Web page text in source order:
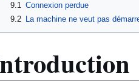
9.1 Connexion perdue
9.2 La machine ne veut pas